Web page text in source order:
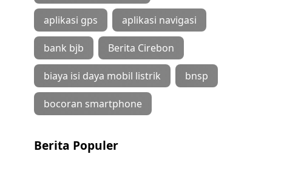
aplikasi gps aplikasi navigasi
bank bjb Berita Cirebon
biaya isi daya mobil listrik bnsp
bocoran smartphone
Berita Populer